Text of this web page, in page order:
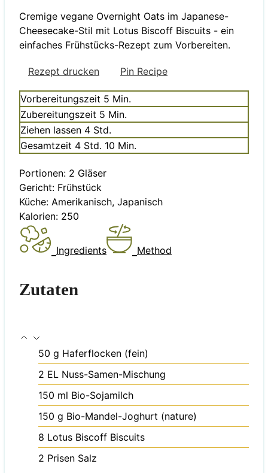
Cremige vegane Overnight Oats im Japanese-
Cheesecake-Stil mit Lotus Biscoff Biscuits - ein
einfaches Frühstücks-Rezept zum Vorbereiten.
Rezept drucken Pin Recipe
Vorbereitungszeit 5 Minuten
Min.
Zubereitungszeit 5 Minuten
Min.
Ziehen lassen 4Stunden
Std.
Gesamtzeit 4Stunden
Std. 10 Minuten
Min.
Portionen: 2 Gläser
Gericht: Frühstück
Küche: Amerikanisch, Japanisch
Kalorien: 250
Ingredients Method
Zutaten
50 g Haferflocken (fein)
2 EL Nuss-Samen-Mischung
150 ml Bio-Sojamilch
150 g Bio-Mandel-Joghurt (nature)
8 Lotus Biscoff Biscuits
2 Prisen Salz